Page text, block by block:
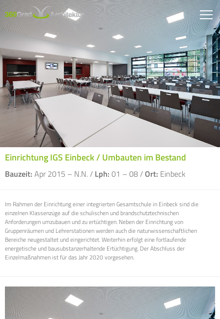
Einrichtung IGS Einbeck / Umbauten im Bestand
Bauzeit: Apr 2015 – N.N. / Lph: 01 – 08 /Ort: Einbeck
Im Rahmen der Einrichtung einer integrierten Gesamtschule in Einbeck sind die
einzelnen Klassenzüge auf die schulischen und brandschutztechnischen
Anforderungen umzubauen und zu ertüchtigen. Neben der Einrichtung von
Gruppenräumen und Lehrerstationen werden auch die naturwissenschaftlichen
Bereiche neugestaltet und eingerichtet. Weiterhin erfolgt eine fortlaufende
energetische und bausubstanzerhaltende Ertüchtigung. Der Abschluss der
Einzelmaßnahmen ist für das Jahr 2020 vorgesehen.